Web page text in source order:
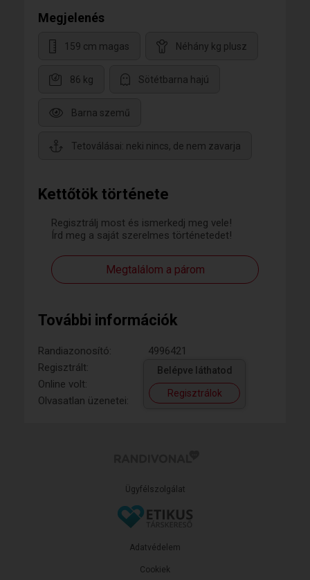
Kettőtök története
Regisztrálj most és ismerkedj meg vele!
Írd meg a saját szerelmes történetedet!
Megtalálom a párom
További információk
Randiazonosító:
4996421
Regisztrált:
Online volt:
Olvasatlan üzenetei:
Belépve láthatod
Regisztrálok
Megjelenés
159 cm magas Néhány kg plusz
86 kg Sötétbarna hajú
Barna szemű
Tetoválásai: neki nincs, de nem zavarja
Ügyfélszolgálat
Adatvédelem
Cookiek